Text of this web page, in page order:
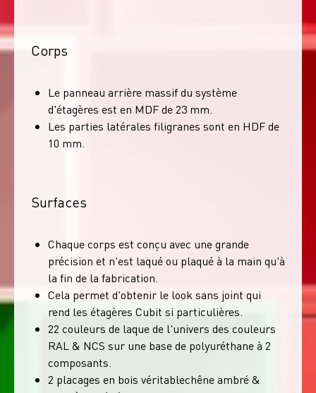
Corps
Le panneau arrière massif du système
d'étagères est en MDF de 23 mm.
Les parties latérales filigranes sont en HDF de
10 mm.
Surfaces
Chaque corps est conçu avec une grande
précision et n'est laqué ou plaqué à la main qu'à
la fin de la fabrication.
Cela permet d'obtenir le look sans joint qui
rend les étagères Cubit si particulières.
22 couleurs de laque de l'univers des couleurs
RAL & NCS sur une base de polyuréthane à 2
composants.
2 placages en bois véritablechêne ambré &